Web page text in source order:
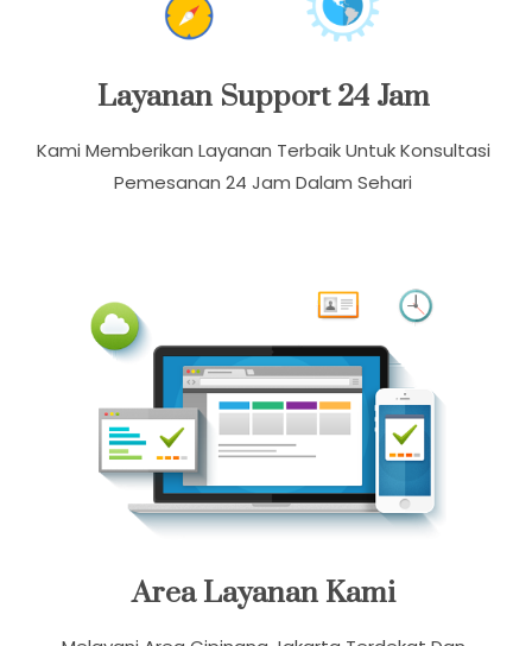
Layanan Support 24 Jam
Kami Memberikan Layanan Terbaik Untuk Konsultasi
Pemesanan 24 Jam Dalam Sehari
Area Layanan Kami